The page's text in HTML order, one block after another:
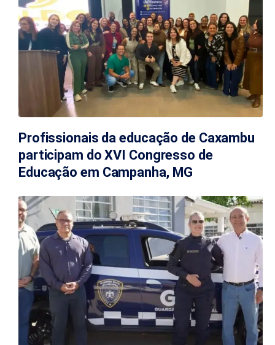
Profissionais da educação de Caxambu
participam do XVI Congresso de
Educação em Campanha, MG